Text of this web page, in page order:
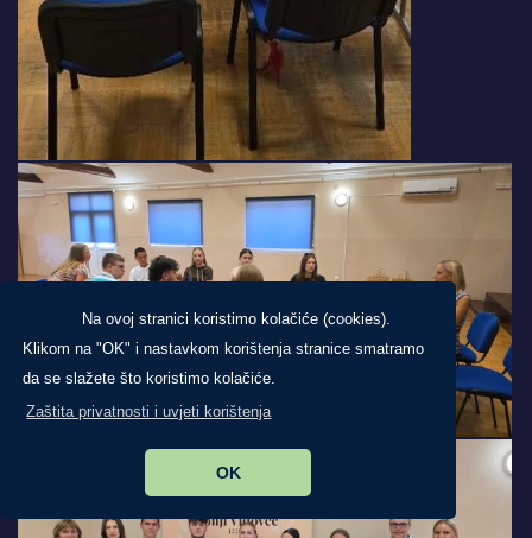
Na ovoj stranici koristimo kolačiće (cookies).
Klikom na "OK" i nastavkom korištenja stranice smatramo
da se slažete što koristimo kolačiće.
Zaštita privatnosti i uvjeti korištenja
OK